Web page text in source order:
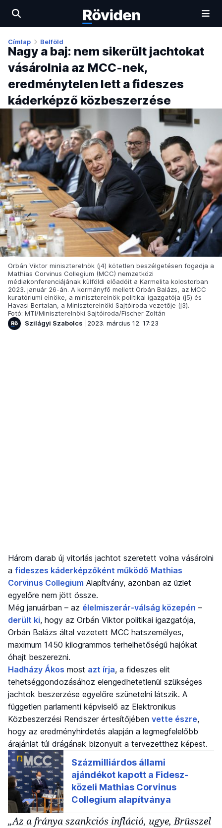
Címlap Belföld
Nagy a baj: nem sikerült jachtokat
vásárolnia az MCC-nek,
eredménytelen lett a fideszes
káderképző közbeszerzése
Orbán Viktor miniszterelnök (j4) kötetlen beszélgetésen fogadja a
Mathias Corvinus Collegium (MCC) nemzetközi
médiakonferenciájának külföldi előadóit a Karmelita kolostorban
2023. január 26-án. A kormányfő mellett Orbán Balázs, az MCC
kuratóriumi elnöke, a miniszterelnök politikai igazgatója (j5) és
Havasi Bertalan, a Miniszterelnöki Sajtóiroda vezetője (j3).
Fotó: MTI/Miniszterelnöki Sajtóiroda/Fischer Zoltán
Szilágyi Szabolcs
2023. március 12. 17:23
Három darab új vitorlás jachtot szeretett volna vásárolni
a fideszes káderképzőként működő Mathias
Corvinus Collegium Alapítvány, azonban az üzlet
egyelőre nem jött össze.
Még januárban – az élelmiszerár-válság közepén –
derült ki, hogy az Orbán Viktor politikai igazgatója,
Orbán Balázs által vezetett MCC hatszemélyes,
maximum 1450 kilogrammos terhelhetőségű hajókat
óhajt beszerezni.
Hadházy Ákos most azt írja, a fideszes elit
tehetséggondozásához elengedhetetlenül szükséges
jachtok beszerzése egyelőre szünetelni látszik. A
független parlamenti képviselő az Elektronikus
Közbeszerzési Rendszer értesítőjében vette észre,
hogy az eredményhirdetés alapján a legmegfelelőbb
árajánlat túl drágának bizonyult a tervezetthez képest.
„Az a fránya szankciós infláció, ugye, Brüsszel